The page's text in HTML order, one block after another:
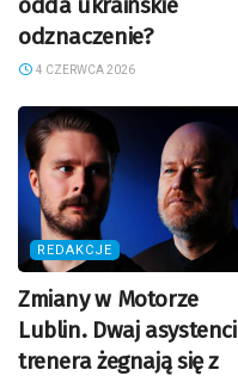
odznaczenie?
4 CZERWCA 2026
REDAKCJE
Zmiany w Motorze
Lublin. Dwaj asystenci
trenera żegnają się z